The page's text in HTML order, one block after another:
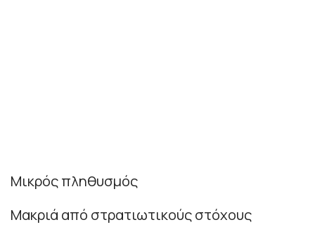
Μικρός πληθυσμός
Μακριά από στρατιωτικούς στόχους